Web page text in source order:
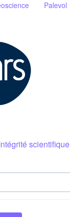
Palevol
scientifique